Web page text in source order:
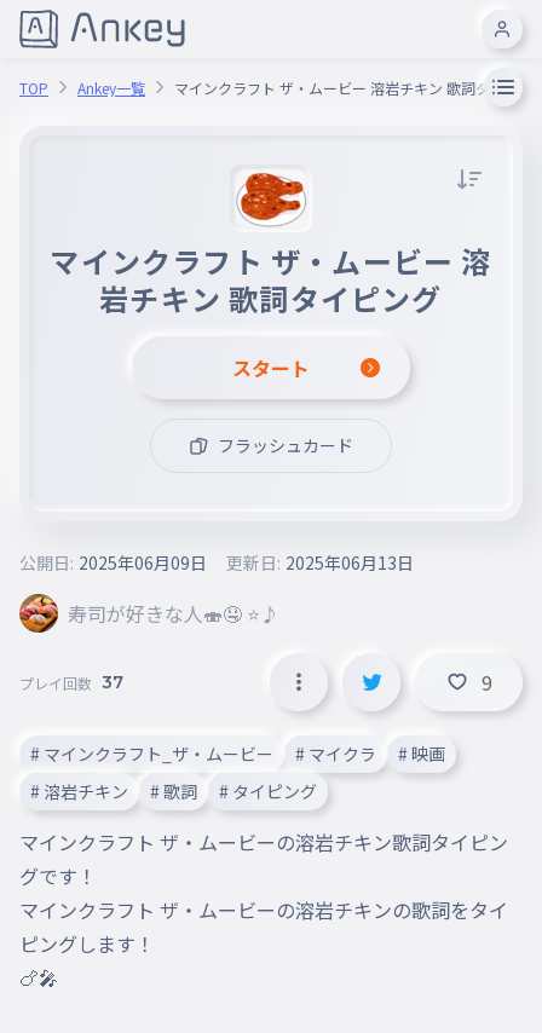
TOP Ankey一覧 マインクラフト ザ・ムービー 溶岩チキン 歌詞タイピン
マインクラフト ザ・ムービー 溶
岩チキン 歌詞タイピング
スタート
フラッシュカード
寿司が好きな人🍣🤤 ⭐️♪
公開日: 2025年06月09日 更新日: 2025年06月13日
プレイ回数 37 9
# マインクラフト_ザ・ムービー # マイクラ
# 映画
# 溶岩チキン
# 歌詞 # タイピング
マインクラフト ザ・ムービーの溶岩チキン歌詞タイピン
グです！
マインクラフト ザ・ムービーの溶岩チキンの歌詞をタイ
ピングします！
🍗🎤